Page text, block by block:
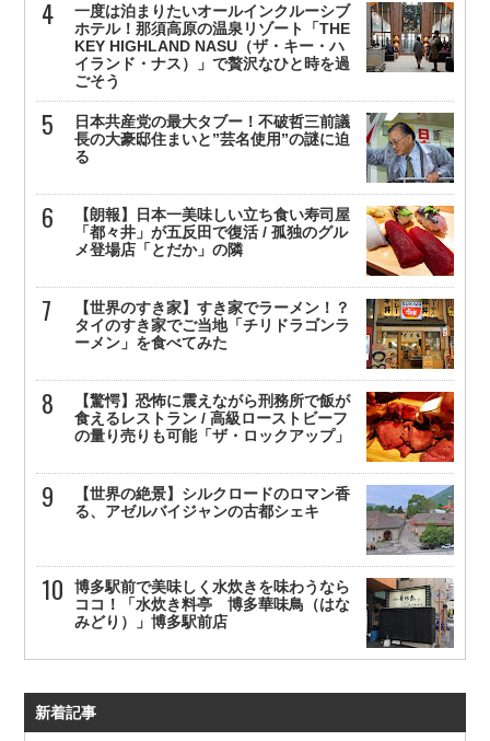
一度は泊まりたいオールインクルーシブ
ホテル！那須高原の温泉リゾート「THE
KEY HIGHLAND NASU（ザ・キー・ハ
イランド・ナス）」で贅沢なひと時を過
ごそう
日本共産党の最大タブー！不破哲三前議
長の大豪邸住まいと”芸名使用”の謎に迫
る
【朗報】日本一美味しい立ち食い寿司屋
「都々井」が五反田で復活 / 孤独のグル
メ登場店「とだか」の隣
【世界のすき家】すき家でラーメン！？
タイのすき家でご当地「チリドラゴンラ
ーメン」を食べてみた
【驚愕】恐怖に震えながら刑務所で飯が
食えるレストラン / 高級ローストビーフ
の量り売りも可能「ザ・ロックアップ」
【世界の絶景】シルクロードのロマン香
る、アゼルバイジャンの古都シェキ
博多駅前で美味しく水炊きを味わうなら
ココ！「水炊き料亭 博多華味鳥（はな
みどり）」博多駅前店
新着記事